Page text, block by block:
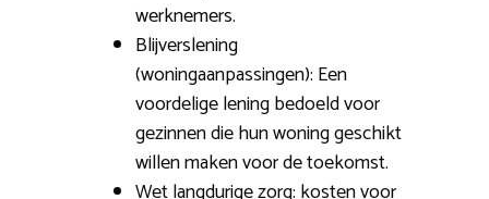
werknemers.
Blijverslening
(woningaanpassingen): Een
voordelige lening bedoeld voor
gezinnen die hun woning geschikt
willen maken voor de toekomst.